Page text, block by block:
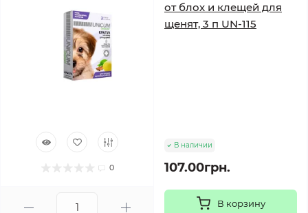
0
от блох и клещей для
щенят, 3 п UN-115
В наличии
107.00грн.
В корзину